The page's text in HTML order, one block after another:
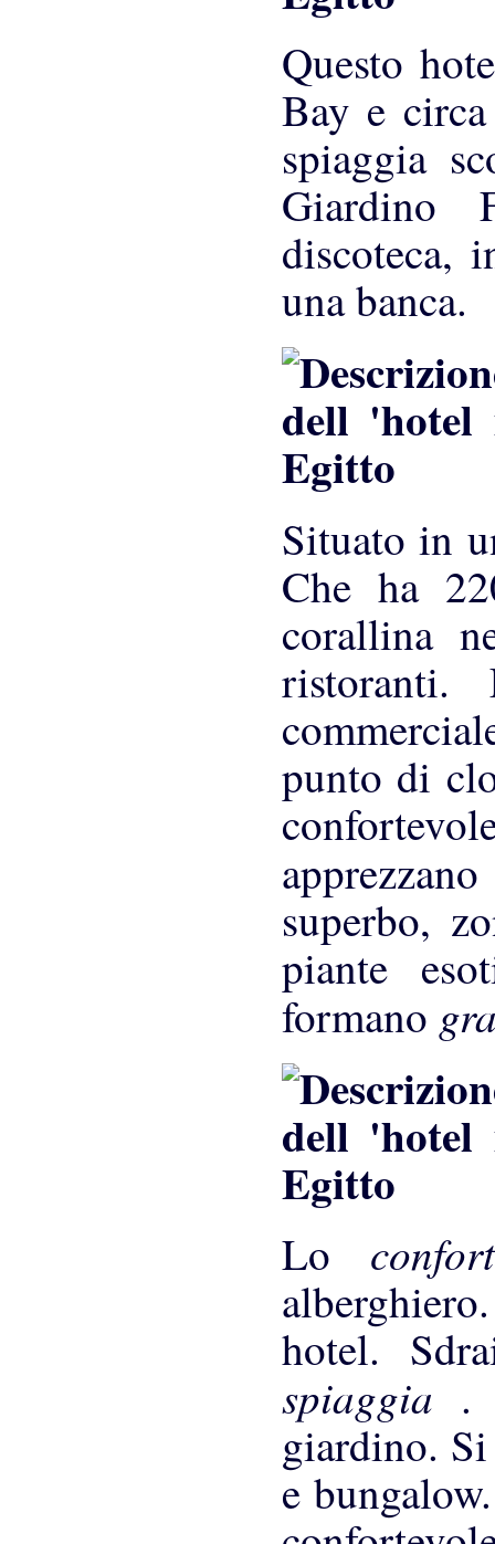
Questo
Bay e
spiaggia
Giardino
discoteca,
una banca.
Situato in
Che ha
corallina
punto di
superbo,
piante
formano
Lo
hotel.
spiaggia .
giardino.
e